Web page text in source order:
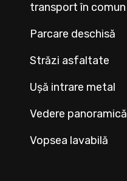
transport în comun
Parcare deschisă
Străzi asfaltate
Ușă intrare metal
Vedere panoramică
Vopsea lavabilă